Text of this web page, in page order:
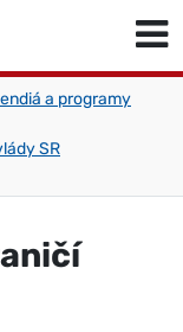
a programy
SR